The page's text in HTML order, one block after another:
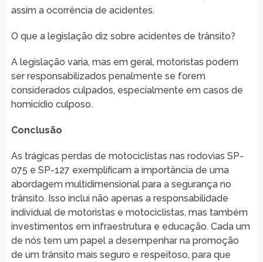
assim a ocorrência de acidentes.
O que a legislação diz sobre acidentes de trânsito?
A legislação varia, mas em geral, motoristas podem
ser responsabilizados penalmente se forem
considerados culpados, especialmente em casos de
homicídio culposo.
Conclusão
As trágicas perdas de motociclistas nas rodovias SP-
075 e SP-127 exemplificam a importância de uma
abordagem multidimensional para a segurança no
trânsito. Isso inclui não apenas a responsabilidade
individual de motoristas e motociclistas, mas também
investimentos em infraestrutura e educação. Cada um
de nós tem um papel a desempenhar na promoção
de um trânsito mais seguro e respeitoso, para que